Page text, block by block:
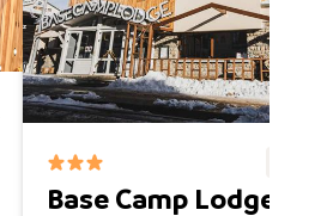
Base Camp Lodge